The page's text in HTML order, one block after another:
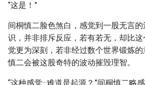
“这是！”
间桐慎二脸色煞白，感觉到一股无言
识，并非排斥反应，若有若无，却比
觉更为深刻，若非经过数个世界锻炼
慎二会被这股奇特的波动摧毁理智。
“这种感觉···难道是起源？”间桐慎二略